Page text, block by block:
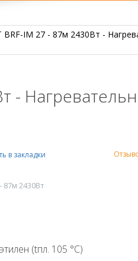
BRF-IM 27 - 87м 2430Вт -
-
в закладки
87м 2430Вт
(tпл. 105 °C)